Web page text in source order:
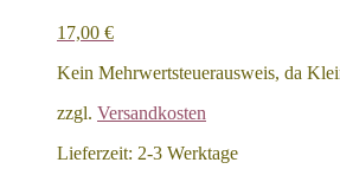
17,00 €
Kein Mehrwertsteuerausweis, da
zzgl. Versandkosten
Lieferzeit: 2-3 Werktage